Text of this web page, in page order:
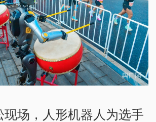
现场，人形机器人为选手